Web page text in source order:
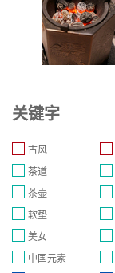
关键字
古风
茶道
茶壶
软垫
美女
中国元素